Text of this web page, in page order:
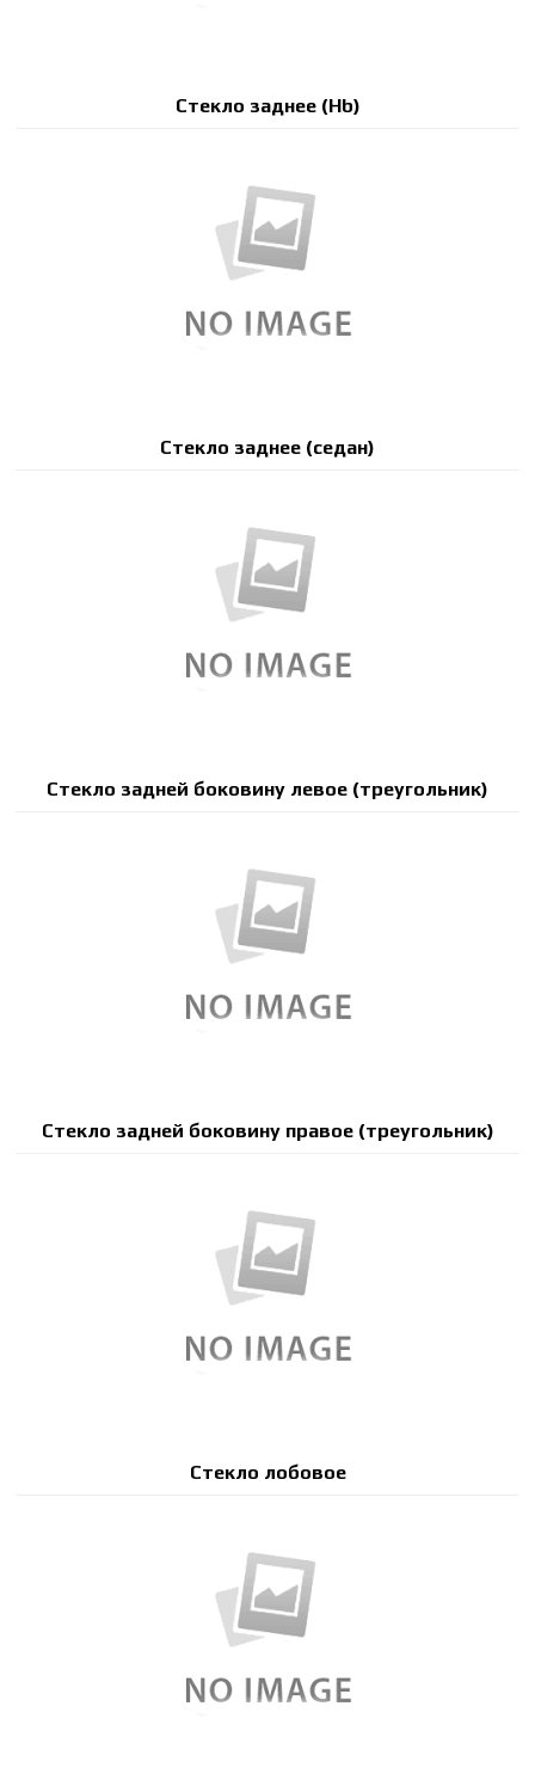
Стекло заднее (Hb)
Стекло заднее (седан)
Стекло задней боковину левое (треугольник)
Стекло задней боковину правое (треугольник)
Стекло лобовое